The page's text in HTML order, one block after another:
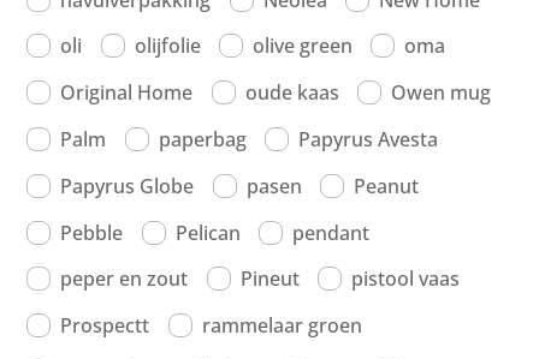
oli
olijfolie olive green
oma
Original Home
oude kaas
Owen mug
Palm
paperbag
Papyrus Avesta
Papyrus Globe
pasen
Peanut
Pebble
Pelican
pendant
peper en zout
Pineut
pistool vaas
Prospectt
rammelaar groen